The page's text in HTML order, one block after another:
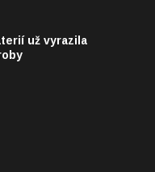
už vyrazila